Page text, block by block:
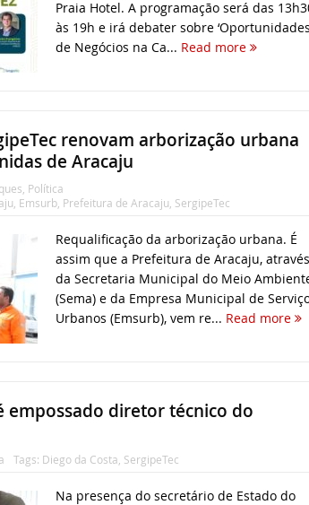
Praia Hotel. A programação será das
às 19h e irá debater sobre ‘Oportunidades
de Negócios na Ca... Read more
renovam arborização urbana
de Aracaju
Política
Emsurb, Prefeitura de Aracaju SergipeTec
Requalificação da arborização urbana. É
assim que a Prefeitura de Aracaju, através
da Secretaria Municipal do Meio
(Sema) e da Empresa Municipal de
Urbanos (Emsurb), vem re... Read more
empossado diretor técnico do
Tags: Diego da Costa SergipeTec
Na presença do secretário de Estado do